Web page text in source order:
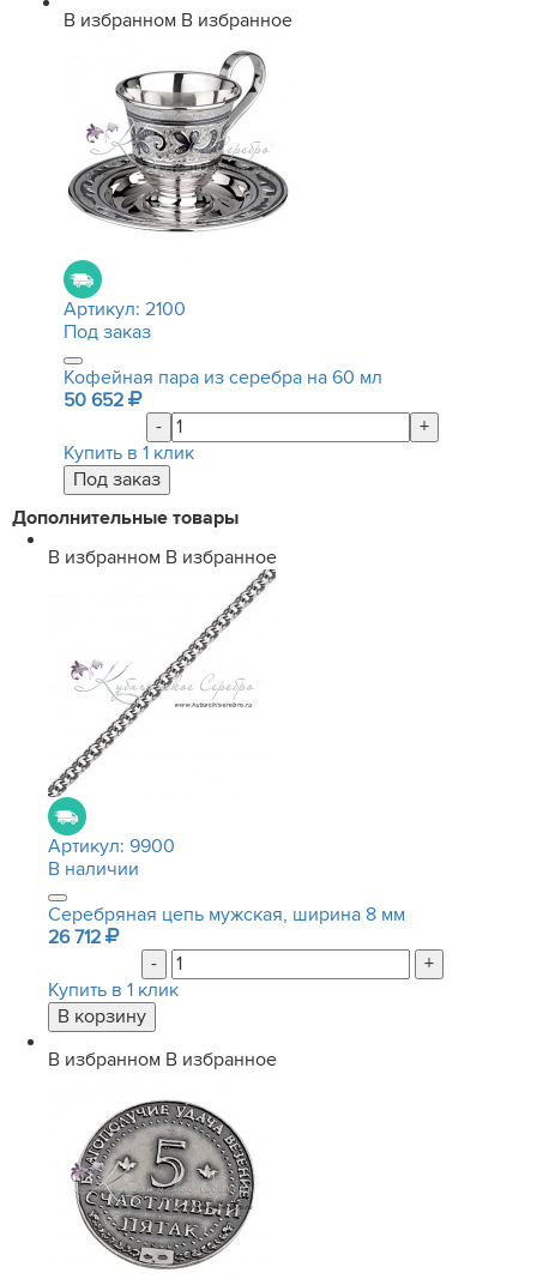
В избранном В избранное
Артикул: 2100
Под заказ
Кофейная пара из серебра на 60 мл
50 652
-
+
Купить в 1 клик
Дополнительные товары
В избранном В избранное
Артикул: 9900
В наличии
Серебряная цепь мужская, ширина 8 мм
26 712
-
+
Купить в 1 клик
В избранном В избранное